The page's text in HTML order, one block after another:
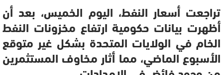
تراجعت أسعار النفط، اليوم الخميس، بعد أن
أظهرت بيانات حكومية ارتفاع مخزونات النفط
الخام في الولايات المتحدة بشكل غير متوقع
الأسبوع الماضي، مما أثار مخاوف المستثمرين